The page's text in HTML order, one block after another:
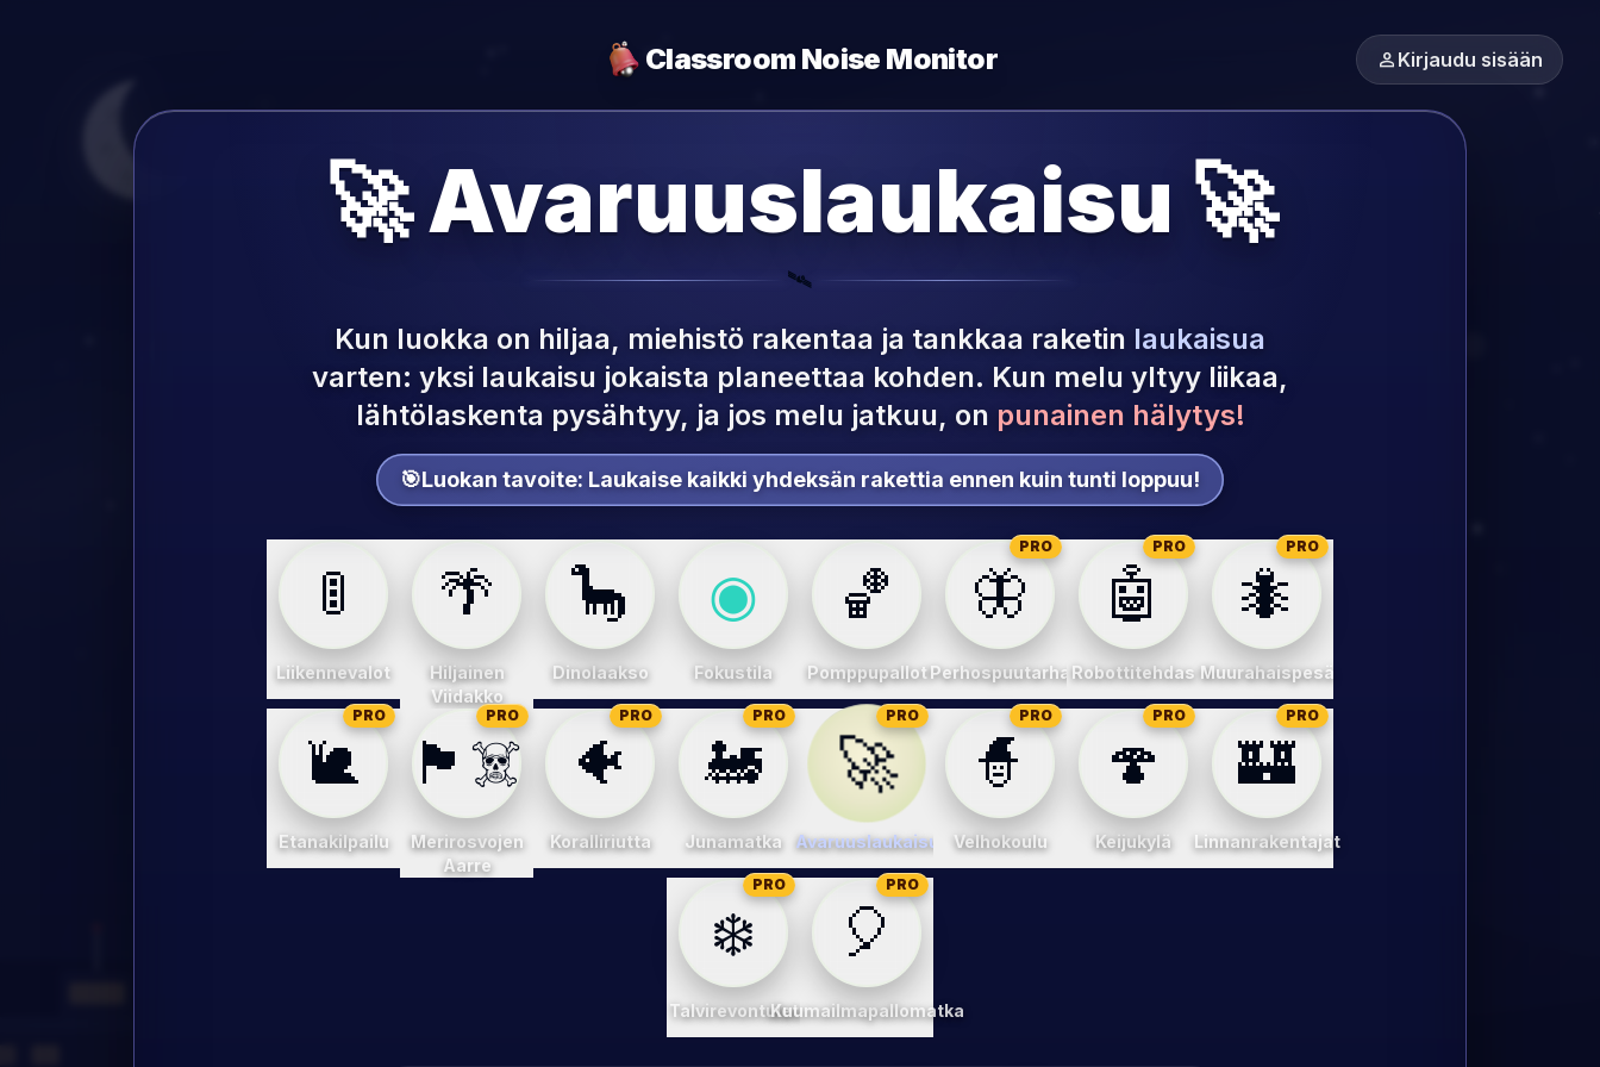
Classroom Noise Monitor person Kirjaudu sisään
🚀 Avaruuslaukaisu 🚀
🛰️
Kun luokka on hiljaa, miehistö rakentaa ja tankkaa raketin laukaisua
varten: yksi laukaisu jokaista planeettaa kohden. Kun melu yltyy liikaa,
lähtölaskenta pysähtyy, ja jos melu jatkuu, on punainen hälytys!
🎯Luokan tavoite: Laukaise kaikki yhdeksän rakettia ennen kuin tunti loppuu!
🚦
Liikennevalot
🌴
Hiljainen
Viidakko
🦕
Dinolaakso
◉
Fokustila
🏀
Pomppupallot
🦋
PRO
Perhospuutarha
🤖
PRO
Robottitehdas
🐜
PRO
Muurahaispesä
🐌
PRO
Etanakilpailu
🏴‍☠️
PRO
Merirosvojen
Aarre
🐠
PRO
Koralliriutta
🚂
PRO
Junamatka
🚀
PRO
Avaruuslaukaisu
🧙
PRO
Velhokoulu
🍄
PRO
Keijukylä
🏰
PRO
Linnanrakentajat
❄️
PRO
Talvirevontulet
🎈
PRO
Kuumailmapallomatka